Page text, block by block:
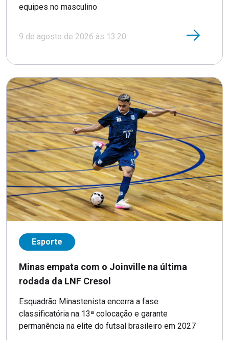
equipes no masculino
9 de agosto de 2026 às 13:20
Esporte
Minas empata com o Joinville na última
rodada da LNF Cresol
Esquadrão Minastenista encerra a fase
classificatória na 13ª colocação e garante
permanência na elite do futsal brasileiro em 2027